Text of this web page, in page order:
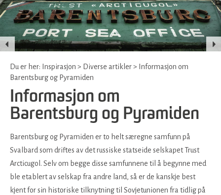
Du er her: Inspirasjon > Diverse artikler> Informasjon om
Barentsburg og Pyramiden
Informasjon om
Barentsburg og Pyramiden
Barentsburg og Pyramiden er to helt særegne samfunn på
Svalbard som driftes av det russiske statseide selskapet Trust
Arcticugol. Selv om begge disse samfunnene til å begynne med
ble etablert av selskap fra andre land, så er de kanskje best
kjent for sin historiske tilknytning til Sovjetunionen fra tidlig på